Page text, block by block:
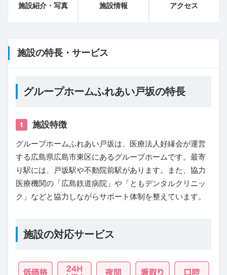
施設紹介・写真 施設情報 アクセス
施設の特長・サービス
グループホームふれあい戸坂の特長
1 施設特徴
グループホームふれあい戸坂は、医療法人好縁会が運営
する広島県広島市東区にあるグループホームです。最寄
り駅には、戸坂駅や不動院前駅があります。また、協力
医療機関の「広島鉄道病院」や「ともデンタルクリニッ
ク」などと協力しながらサポート体制を整えています。
施設の対応サービス